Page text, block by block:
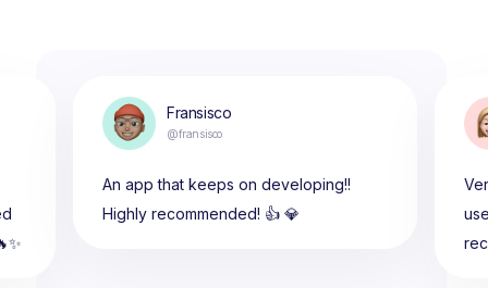
Fransisco
@fransisco
An app that keeps on developing!!
Highly recommended! 👍 💎